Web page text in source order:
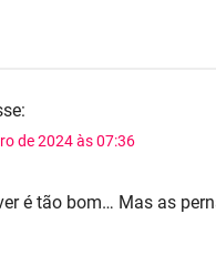
de 2024 às 07:36
é tão bom… Mas as